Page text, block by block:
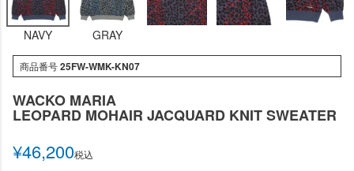
NAVY GRAY
商品番号25FW-WMK-KN07
WACKO MARIA
LEOPARD MOHAIR JACQUARD KNIT SWEATER
¥46,200税込